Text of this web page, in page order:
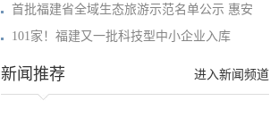
首批福建省全域生态旅游示范名单公示 惠安
101家！福建又一批科技型中小企业入库
进入新闻频道
新闻推荐